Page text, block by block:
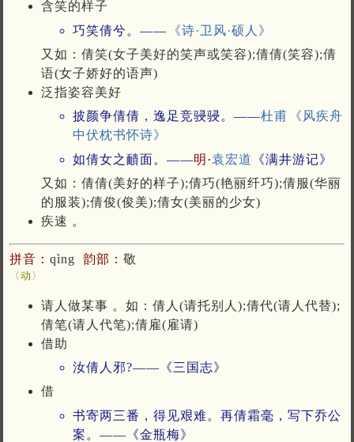
含笑的样子
巧笑倩兮。——
《诗·卫风·硕人》
又如：倩笑(女子美好的笑声或笑容);倩倩(笑容);倩
语(女子娇好的语声)
泛指姿容美好
披颜争倩倩，逸足竞骎骎。——杜甫
《风疾舟
中伏枕书怀诗》
如倩女之靧面。——明 ·袁宏道
《满井游记》
又如：倩倩(美好的样子);倩巧(艳丽纤巧);倩服(华丽
的服装);倩俊(俊美);倩女(美丽的少女)
疾速 。
拼音： qìng 韵部： 敬
〈动〉
请人做某事 。如：倩人(请托别人);倩代(请人代替);
倩笔(请人代笔);倩雇(雇请)
借助
汝倩人邪?——《三国志》
借
书寄两三番，得见艰难。再倩霜毫，写下乔公
案。——《金瓶梅》